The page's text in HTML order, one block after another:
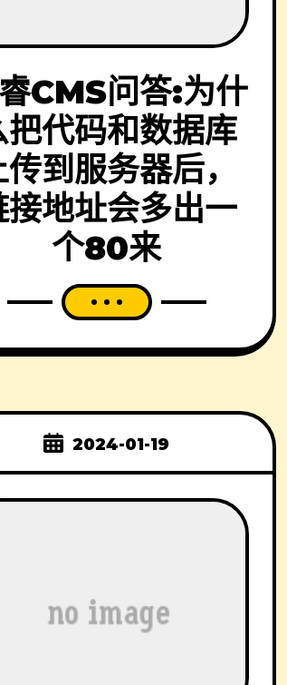
CMS问答:为什
把代码和数据库
到服务器后，
接地址会多出一
个80来
2024-01-19